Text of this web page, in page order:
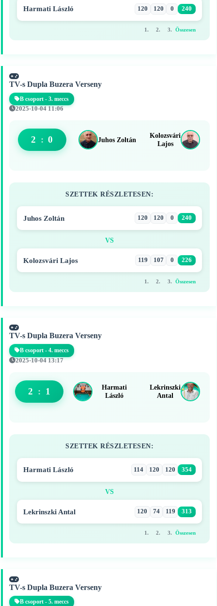
Harmati László 120 120 0 240
1. 2. 3. Összesen
TV-s Dupla Buzera Verseny
B csoport - 3. meccs
2025-10-04 11:06
Juhos Zoltán
2 : 0
Kolozsvári
Lajos
SZETTEK RÉSZLETESEN:
Juhos Zoltán 120 120 0 240
VS
Kolozsvári Lajos 119 107 0 226
1. 2. 3. Összesen
TV-s Dupla Buzera Verseny
B csoport - 4. meccs
2025-10-04 13:17
Harmati
László
2 : 1
Lekrinszki
Antal
SZETTEK RÉSZLETESEN:
Harmati László 114 120 120 354
VS
Lekrinszki Antal 120 74 119 313
1. 2. 3. Összesen
TV-s Dupla Buzera Verseny
B csoport - 5. meccs